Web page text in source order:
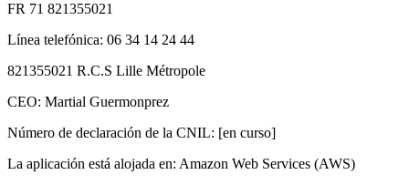
FR 71 821355021
Línea telefónica: 06 34 14 24 44
821355021 R.C.S Lille Métropole
CEO: Martial Guermonprez
Número de declaración de la CNIL: [en curso]
La aplicación está alojada en: Amazon Web Services (AWS)